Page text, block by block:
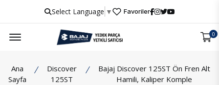
Select Language ▼ Favoriler
0
Ana
Sayfa
Discover
125ST
Bajaj Discover 125ST Ön Fren Alt
Hamili, Kaliper Komple